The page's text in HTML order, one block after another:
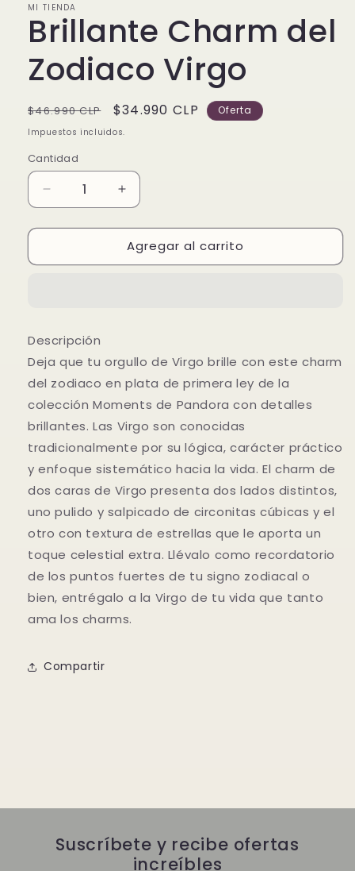
MI TIENDA
Brillante Charm del
Zodiaco Virgo
Precio
habitual
$46.990 CLP
Precio
de
$34.990 CLP Oferta
Impuestos incluidos.
Cantidad
Reducir
cantidad
para
Charm
Aumentar
cantidad
para
Brillante
Charm
Agregar al carrito
Descripción
Deja que tu orgullo de Virgo brille con este charm
del zodiaco en plata de primera ley de la
colección Moments de Pandora con detalles
brillantes. Las Virgo son conocidas
tradicionalmente por su lógica, carácter práctico
y enfoque sistemático hacia la vida. El charm de
dos caras de Virgo presenta dos lados distintos,
uno pulido y salpicado de circonitas cúbicas y el
otro con textura de estrellas que le aporta un
toque celestial extra. Llévalo como recordatorio
de los puntos fuertes de tu signo zodiacal o
bien, entrégalo a la Virgo de tu vida que tanto
ama los charms.
Compartir
Suscríbete y recibe ofertas
increíbles